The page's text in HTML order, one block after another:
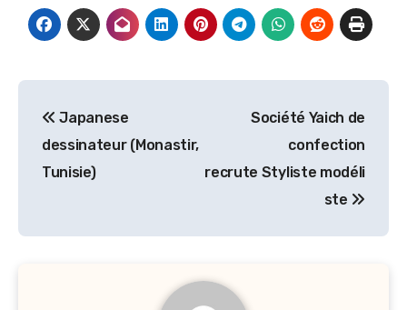
de
l’article
Japanese
dessinateur (Monastir,
Tunisie)
Société Yaich de
confection
recrute Styliste modéli
ste